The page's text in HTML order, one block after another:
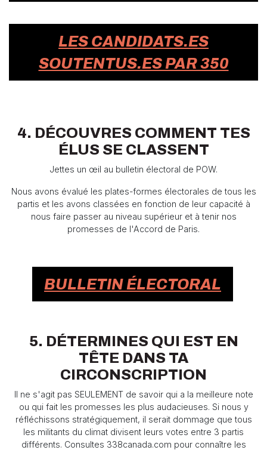
LES CANDIDATS.ES
SOUTENTUS.ES PAR 350
4. DÉCOUVRES COMMENT TES
ÉLUS SE CLASSENT
Jettes un œil au bulletin électoral de POW.
Nous avons évalué les plates-formes électorales de tous les
partis et les avons classées en fonction de leur capacité à
nous faire passer au niveau supérieur et à tenir nos
promesses de l'Accord de Paris.
BULLETIN ÉLECTORAL
5. DÉTERMINES QUI EST EN
TÊTE DANS TA
CIRCONSCRIPTION
Il ne s'agit pas SEULEMENT de savoir qui a la meilleure note
ou qui fait les promesses les plus audacieuses. Si nous y
réfléchissons stratégiquement, il serait dommage que tous
les militants du climat divisent leurs votes entre 3 partis
différents. Consultes 338canada.com pour connaître les